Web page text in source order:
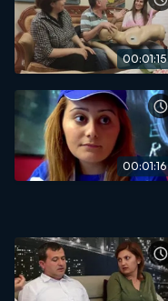
00:01:15
00:01:16